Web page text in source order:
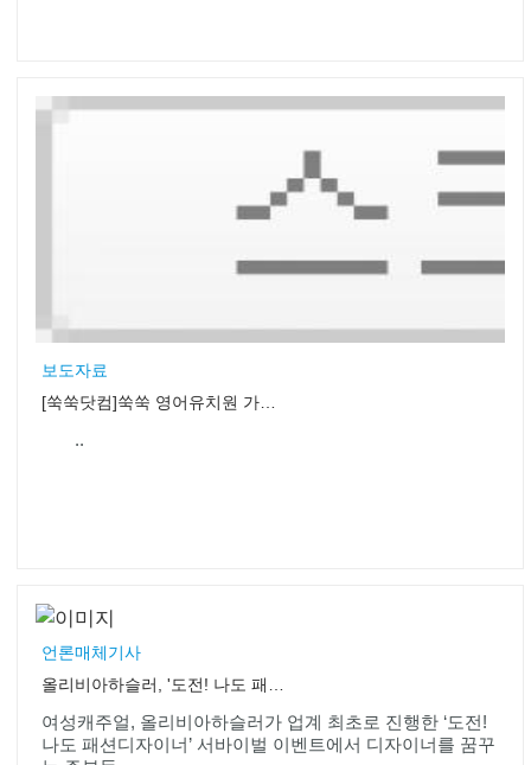
보도자료
..
언론매체기사
여성캐주얼, 올리비아하슬러가 업계 최초로 진행한 ‘도전!
나도 패션디자이너’ 서바이벌 이벤트에서 디자이너를 꿈꾸